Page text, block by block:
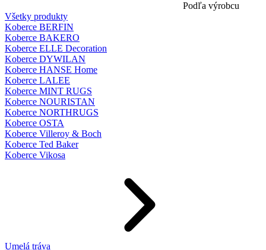
Podľa výrobcu
Všetky produkty
Koberce BERFIN
Koberce BAKERO
Koberce ELLE Decoration
Koberce DYWILAN
Koberce HANSE Home
Koberce LALEE
Koberce MINT RUGS
Koberce NOURISTAN
Koberce NORTHRUGS
Koberce OSTA
Koberce Villeroy & Boch
Koberce Ted Baker
Koberce Vikosa
Umelá tráva